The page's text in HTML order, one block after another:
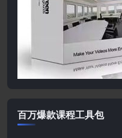
百万爆款课程工具包